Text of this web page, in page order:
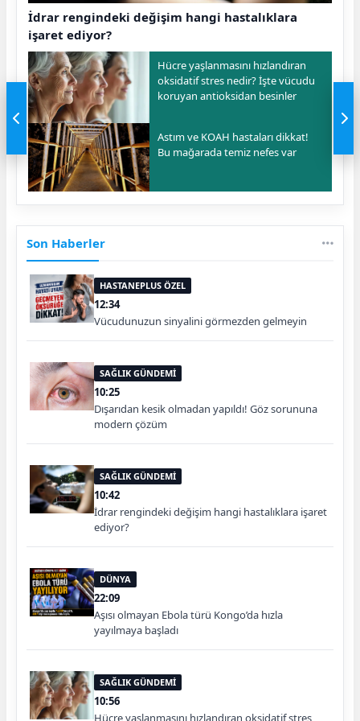
İdrar rengindeki değişim hangi hastalıklara
işaret ediyor?
Hücre yaşlanmasını hızlandıran
oksidatif stres nedir? İşte vücudu
koruyan antioksidan besinler
Astım ve KOAH hastaları dikkat!
Bu mağarada temiz nefes var
Son Haberler
HASTANEPLUS ÖZEL
12:34
Vücudunuzun sinyalini görmezden gelmeyin
SAĞLIK GÜNDEMİ
10:25
Dışarıdan kesik olmadan yapıldı! Göz sorununa
modern çözüm
SAĞLIK GÜNDEMİ
10:42
İdrar rengindeki değişim hangi hastalıklara işaret
ediyor?
DÜNYA
22:09
Aşısı olmayan Ebola türü Kongo’da hızla
yayılmaya başladı
SAĞLIK GÜNDEMİ
10:56
Hücre yaşlanmasını hızlandıran oksidatif stres